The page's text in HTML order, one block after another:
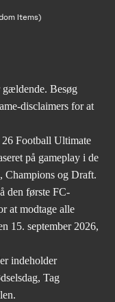
Items)
Besøg
disclaimers for at
Football Ultimate
på gameplay i de
Champions og Draft.
den første FC-
at modtage alle
15. september 2026,
indeholder
Tag